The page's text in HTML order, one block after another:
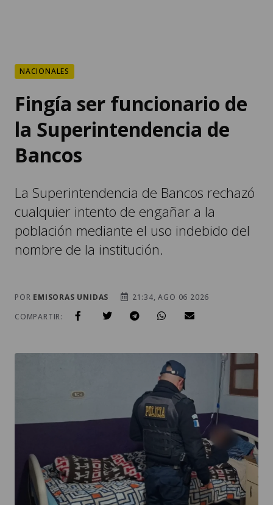
NACIONALES
Fingía ser funcionario de
la Superintendencia de
Bancos
La Superintendencia de Bancos rechazó
cualquier intento de engañar a la
población mediante el uso indebido del
nombre de la institución.
POR EMISORAS UNIDAS
21:34, AGO 06 2026
COMPARTIR: